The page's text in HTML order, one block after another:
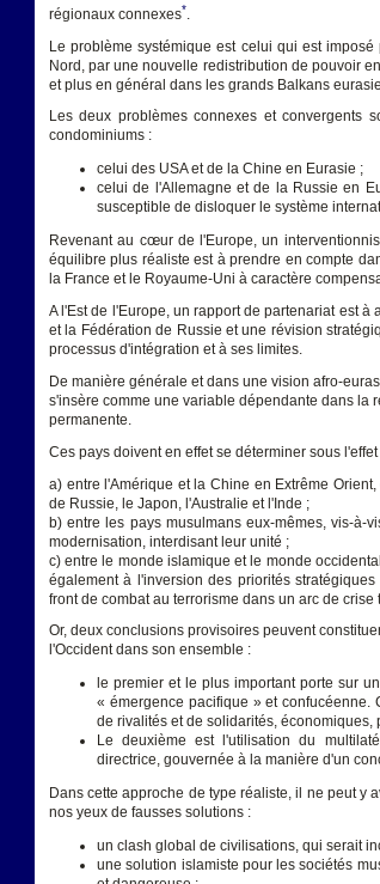
régionaux connexes*
Le problème systémique est celui qui est
Nord, par une nouvelle redistribution de pouvoir
et plus en général dans les grands Balkans
Les deux problèmes connexes et convergents
condominiums :
celui des USA et de la Chine en Eurasie ;
celui de l'Allemagne et de la Russie en
susceptible de disloquer le système
Revenant au cœur de l'Europe, un
équilibre plus réaliste est à prendre en compte
la France et le Royaume-Uni à caractère
A l'Est de l'Europe, un rapport de partenariat est
et la Fédération de Russie et une révision
processus d'intégration et à ses limites.
De manière générale et dans une vision afro-
s'insère comme une variable dépendante dans la
permanente.
Ces pays doivent en effet se déterminer sous
a) entre l'Amérique et la Chine en Extrême
de Russie, le Japon, l'Australie et l'Inde ;
b) entre les pays musulmans eux-mêmes, vis-à-
modernisation, interdisant leur unité ;
c) entre le monde islamique et le monde
également à l'inversion des priorités
front de combat au terrorisme dans un arc de crise
Or, deux conclusions provisoires peuvent
l'Occident dans son ensemble :
le premier et le plus important porte sur
« émergence pacifique » et confucéenne.
de rivalités et de solidarités,
Le deuxième est l'utilisation du
directrice, gouvernée à la manière d'un
Dans cette approche de type réaliste, il ne peut y
nos yeux de fausses solutions :
un clash global de civilisations, qui serait
une solution islamiste pour les sociétés